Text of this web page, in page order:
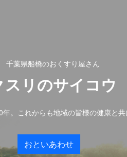
すり屋さん
イコウ
域の皆様の健康と共に。
せ